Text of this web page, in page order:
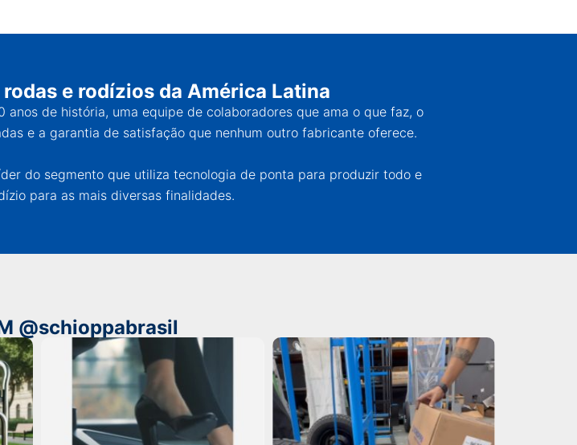
e rodízios da América Latina
de história, uma equipe de colaboradores que ama o que faz, o
e a garantia de satisfação que nenhum outro fabricante oferece.
do segmento que utiliza tecnologia de ponta para produzir todo e
para as mais diversas finalidades.
@schioppabrasil